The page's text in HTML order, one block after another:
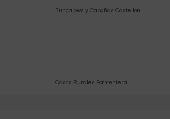
Bungalows y Cabañas Castellón
Casas Rurales Formentera